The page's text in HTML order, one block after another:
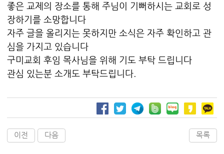
좋은 교제의 장소를 통해 주님이 기뻐하시는 교회로 성
장하기를 소망합니다
자주 글을 올리지는 못하지만 소식은 자주 확인하고 관
심을 가지고 있습니다
구미교회 후임 목사님을 위해 기도 부탁 드립니다
관심 있는분 소개도 부탁드립니다.
이전 다음 목록